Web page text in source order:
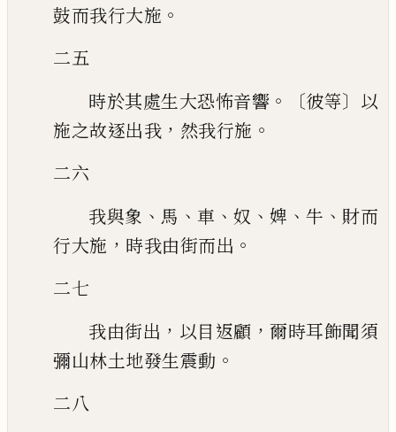
鼓而我行大施 。
二五
時於其處生大恐怖音響 。〔彼等〕 以
施之故逐出我 ， 然我行施 。
二六
我與象 、 馬 、 車 、 奴 、 婢 、 牛 、 財而
行大施 ， 時我由街而出 。
二七
我由街出 ， 以目返顧 ， 爾時耳飾聞須
彌山林土地發生震動 。
二八